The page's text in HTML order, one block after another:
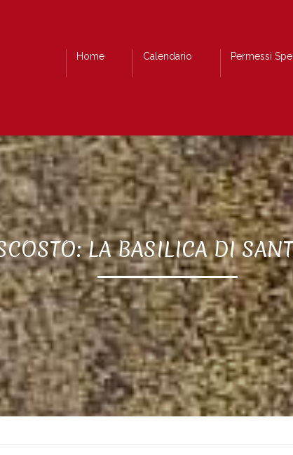
Home Calendario Permessi
LA BASILICA DI